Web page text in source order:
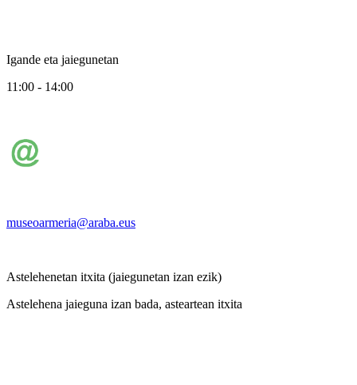
Igande eta jaiegunetan
11:00 - 14:00
museoarmeria@araba.eus
Astelehenetan itxita (jaiegunetan izan ezik)
Astelehena jaieguna izan bada, asteartean itxita